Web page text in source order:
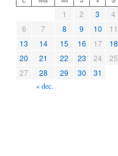
1 2 3 4
6
7 8 9 10 11
13
14 15 16 17 18
20
21 22 23 24 25
27
28 29 30 31
« dec.